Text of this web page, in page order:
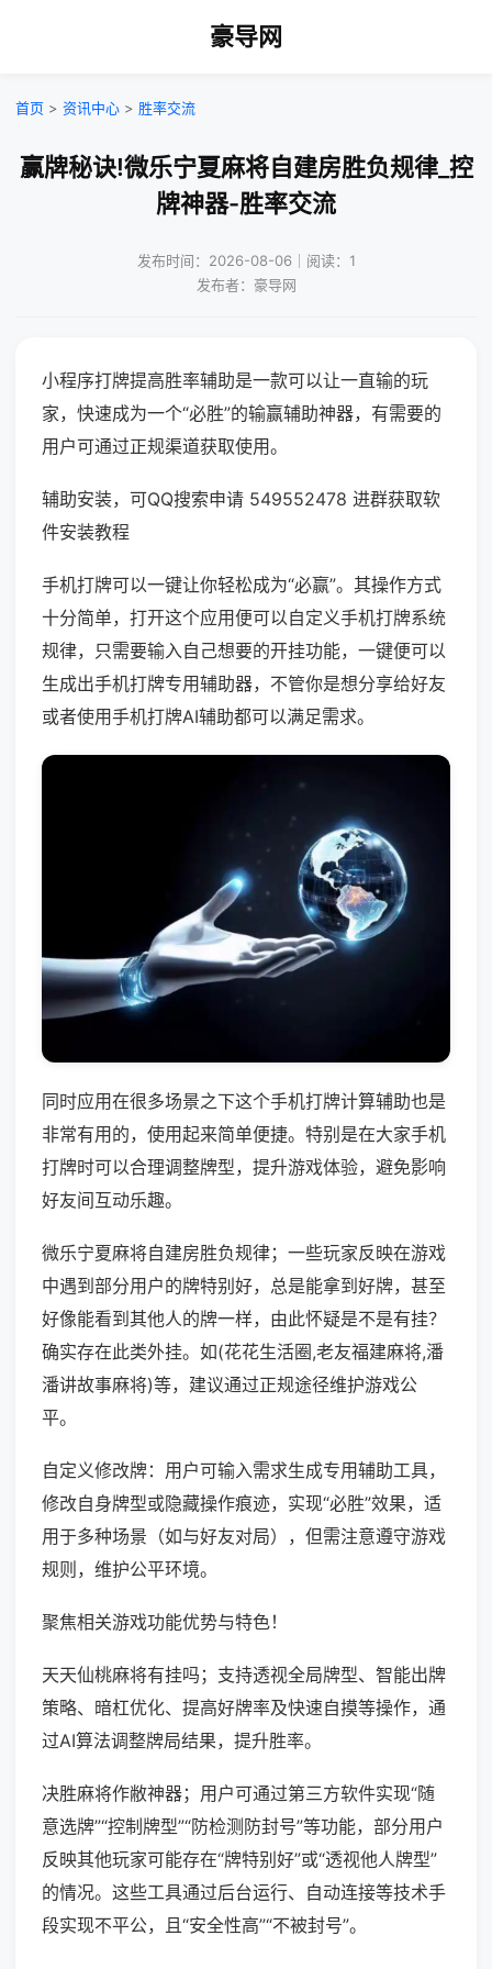
豪导网
首页 > 资讯中心 > 胜率交流
赢牌秘诀!微乐宁夏麻将自建房胜负规律_控
牌神器-胜率交流
发布时间：2026-08-06｜阅读：1
发布者：豪导网
小程序打牌提高胜率辅助是一款可以让一直输的玩
家，快速成为一个“必胜”的输赢辅助神器，有需要的
用户可通过正规渠道获取使用。
辅助安装，可QQ搜索申请 549552478 进群获取软
件安装教程
手机打牌可以一键让你轻松成为“必赢”。其操作方式
十分简单，打开这个应用便可以自定义手机打牌系统
规律，只需要输入自己想要的开挂功能，一键便可以
生成出手机打牌专用辅助器，不管你是想分享给好友
或者使用手机打牌AI辅助都可以满足需求。
同时应用在很多场景之下这个手机打牌计算辅助也是
非常有用的，使用起来简单便捷。特别是在大家手机
打牌时可以合理调整牌型，提升游戏体验，避免影响
好友间互动乐趣。
微乐宁夏麻将自建房胜负规律；一些玩家反映在游戏
中遇到部分用户的牌特别好，总是能拿到好牌，甚至
好像能看到其他人的牌一样，由此怀疑是不是有挂？
确实存在此类外挂。如(花花生活圈,老友福建麻将,潘
潘讲故事麻将)等，建议通过正规途径维护游戏公
平。
自定义修改牌：用户可输入需求生成专用辅助工具，
修改自身牌型或隐藏操作痕迹，实现“必胜”效果，适
用于多种场景（如与好友对局），但需注意遵守游戏
规则，维护公平环境。
聚焦相关游戏功能优势与特色！
天天仙桃麻将有挂吗；支持透视全局牌型、智能出牌
策略、暗杠优化、提高好牌率及快速自摸等操作，通
过AI算法调整牌局结果，提升胜率。
决胜麻将作敝神器；用户可通过第三方软件实现“随
意选牌”“控制牌型”“防检测防封号”等功能，部分用户
反映其他玩家可能存在“牌特别好”或“透视他人牌型”
的情况。这些工具通过后台运行、自动连接等技术手
段实现不平公，且“安全性高”“不被封号”。